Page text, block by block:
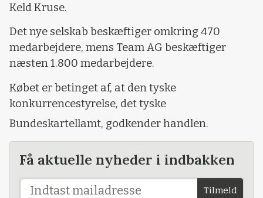
Keld Kruse.
Det nye selskab beskæftiger omkring 470
medarbejdere, mens Team AG beskæftiger
næsten 1.800 medarbejdere.
Købet er betinget af, at den tyske
konkurrencestyrelse, det tyske
Bundeskartellamt, godkender handlen.
Få aktuelle nyheder i indbakken
Tilmeld